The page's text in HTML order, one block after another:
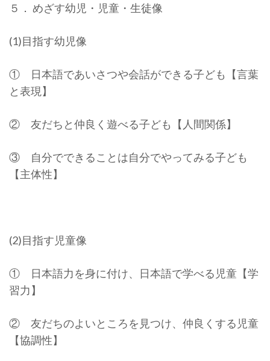
５． めざす幼児・児童・生徒像
(1)目指す幼児像
① 日本語であいさつや会話ができる子ども【言葉
と表現】
② 友だちと仲良く遊べる子ども【人間関係】
③ 自分でできることは自分でやってみる子ども
【主体性】
(2)目指す児童像
① 日本語力を身に付け、日本語で学べる児童【学
習力】
② 友だちのよいところを見つけ、仲良くする児童
【協調性】